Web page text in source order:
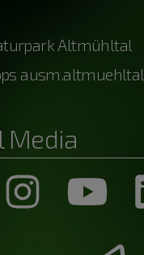
Altmühltal
ausm.altmuehltal
Media